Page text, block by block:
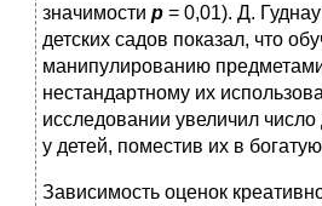
значимости р = 0,01). Д.
детских садов показал, что
манипулированию
нестандартному их
исследовании увеличил число
у детей, поместив их в
Зависимость оценок